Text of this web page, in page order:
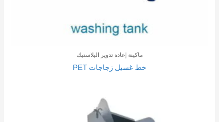
ماكينة إعادة تدوير البلاستيك
خط غسيل زجاجات PET